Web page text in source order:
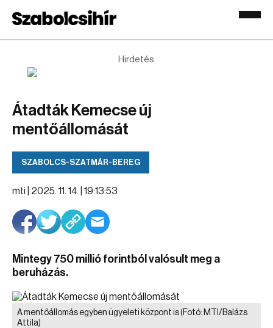
Hirdetés
Átadták Kemecse új
mentőállomását
SZABOLCS-SZATMÁR-BEREG
mti | 2025. 11. 14. | 19:13:53
Mintegy 750 millió forintból valósult meg a
beruházás.
A mentőállomás egyben ügyeleti központ is(Fotó: MTI/Balázs
Attila)